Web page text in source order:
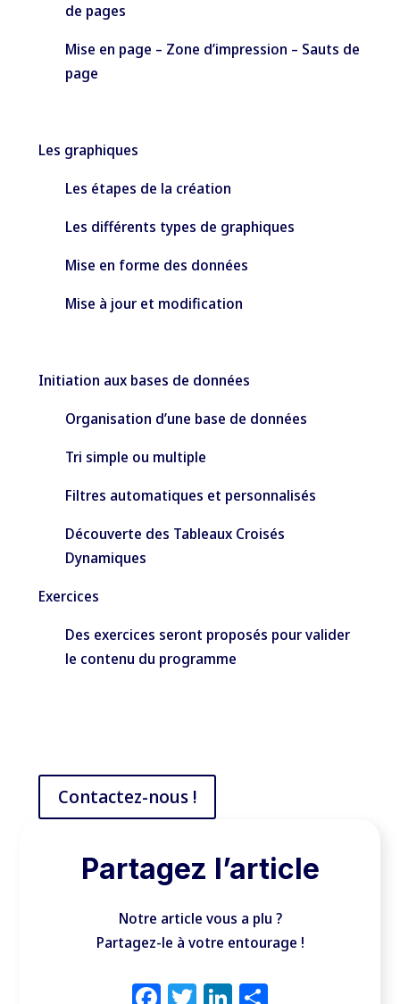
de pages
Mise en page – Zone d’impression – Sauts de
page
Les graphiques
Les étapes de la création
Les différents types de graphiques
Mise en forme des données
Mise à jour et modification
Initiation aux bases de données
Organisation d’une base de données
Tri simple ou multiple
Filtres automatiques et personnalisés
Découverte des Tableaux Croisés
Dynamiques
Exercices
Des exercices seront proposés pour valider
le contenu du programme
Contactez-nous !
Partagez l’article
Notre article vous a plu ?
Partagez-le à votre entourage !